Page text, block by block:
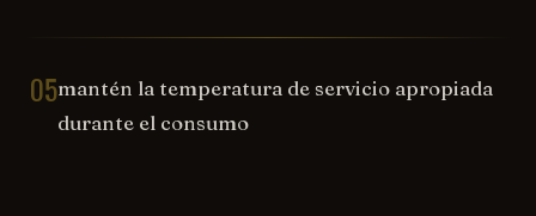
05mantén la temperatura de servicio apropiada
durante el consumo